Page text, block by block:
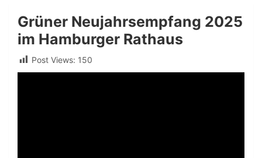
Grüner Neujahrsempfang 2025
im Hamburger Rathaus
Post Views: 150